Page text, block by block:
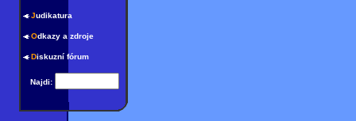
Judikatura
Odkazy a zdroje
Diskuzní fórum
Najdi: